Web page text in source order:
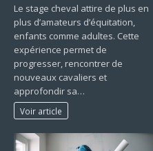
Le stage cheval attire de plus en
plus d’amateurs d’équitation,
enfants comme adultes. Cette
expérience permet de
progresser, rencontrer de
nouveaux cavaliers et
approfondir sa…
Voir article